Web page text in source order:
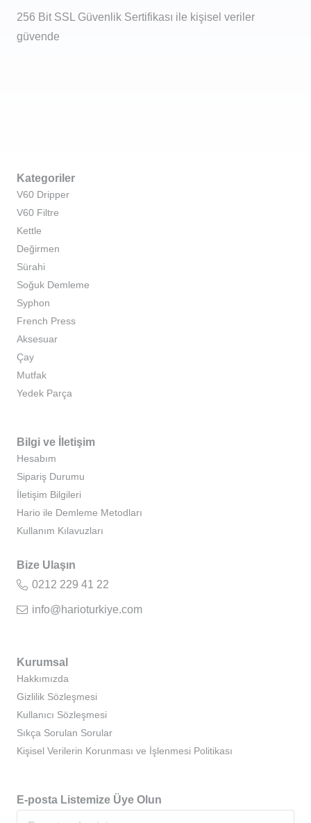
256 Bit SSL Güvenlik Sertifikası ile kişisel veriler
güvende
Kategoriler
V60 Dripper
V60 Filtre
Kettle
Değirmen
Sürahi
Soğuk Demleme
Syphon
French Press
Aksesuar
Çay
Mutfak
Yedek Parça
Bilgi ve İletişim
Hesabım
Sipariş Durumu
İletişim Bilgileri
Hario ile Demleme Metodları
Kullanım Kılavuzları
Bize Ulaşın
0212 229 41 22
info@harioturkiye.com
Kurumsal
Hakkımızda
Gizlilik Sözleşmesi
Kullanıcı Sözleşmesi
Sıkça Sorulan Sorular
Kişisel Verilerin Korunması ve İşlenmesi Politikası
E-posta Listemize Üye Olun